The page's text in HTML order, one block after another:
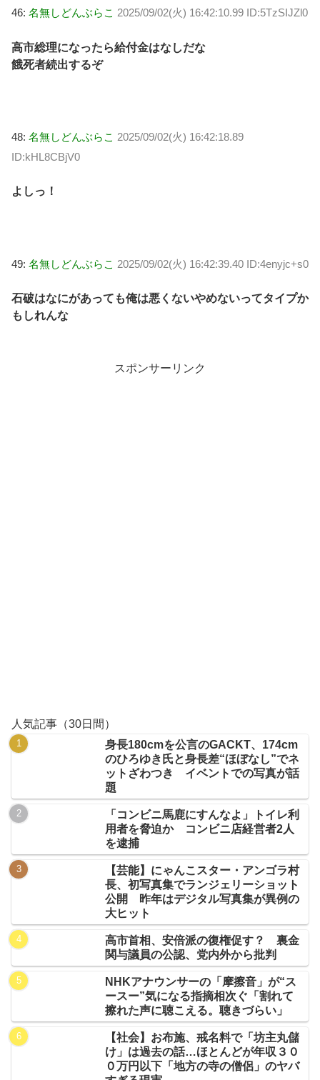
46: 名無しどんぶらこ 2025/09/02(火) 16:42:10.99 ID:5TzSIJZl0
高市総理になったら給付金はなしだな
餓死者続出するぞ
48: 名無しどんぶらこ 2025/09/02(火) 16:42:18.89
ID:kHL8CBjV0
よしっ！
49: 名無しどんぶらこ 2025/09/02(火) 16:42:39.40 ID:4enyjc+s0
石破はなにがあっても俺は悪くないやめないってタイプか
もしれんな
スポンサーリンク
人気記事（30日間）
身長180cmを公言のGACKT、174cm
のひろゆき氏と身長差“ほぼなし”でネ
ットざわつき イベントでの写真が話
題
「コンビニ馬鹿にすんなよ」トイレ利
用者を脅迫か コンビニ店経営者2人
を逮捕
【芸能】にゃんこスター・アンゴラ村
長、初写真集でランジェリーショット
公開 昨年はデジタル写真集が異例の
大ヒット
高市首相、安倍派の復権促す？ 裏金
関与議員の公認、党内外から批判
NHKアナウンサーの「摩擦音」が“ス
ースー”気になる指摘相次ぐ「割れて
擦れた声に聴こえる。聴きづらい」
【社会】お布施、戒名料で「坊主丸儲
け」は過去の話…ほとんどが年収３０
０万円以下「地方の寺の僧侶」のヤバ